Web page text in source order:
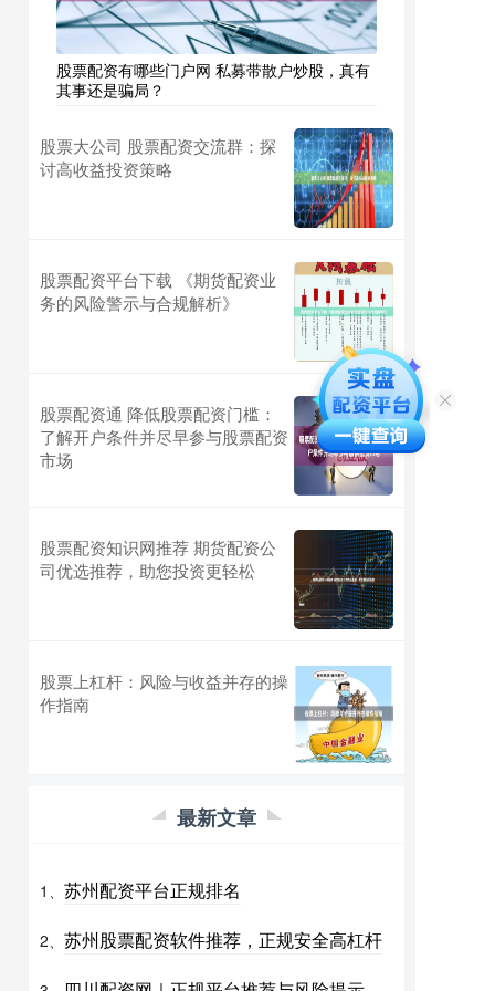
股票配资有哪些门户网 私募带散户炒股，真有
其事还是骗局？
股票大公司 股票配资交流群：探
讨高收益投资策略
股票配资平台下载 《期货配资业
务的风险警示与合规解析》
股票配资通 降低股票配资门槛：
了解开户条件并尽早参与股票配资
市场
股票配资知识网推荐 期货配资公
司优选推荐，助您投资更轻松
股票上杠杆：风险与收益并存的操
作指南
最新文章
1、 苏州配资平台正规排名
2、 苏州股票配资软件推荐，正规安全高杠杆